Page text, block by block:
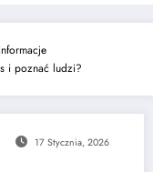
i poznać ludzi?
17 Stycznia, 2026